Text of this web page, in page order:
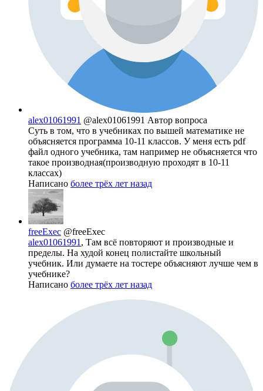
alex01061991 @alex01061991 Автор вопроса
Суть в том, что в учебниках по вышей математике не
объясняется программа 10-11 классов. У меня есть pdf
файл одного учебника, там например не объясняется что
такое производная(производную проходят в 10-11
классах)
Написано более трёх лет назад
freeExec @freeExec
alex01061991 , Там всё повторяют и производные и
пределы. На худой конец полистайте школьный
учебник. Или думаете на тостере объясняют лучше чем в
учебнике?
Написано более трёх лет назад